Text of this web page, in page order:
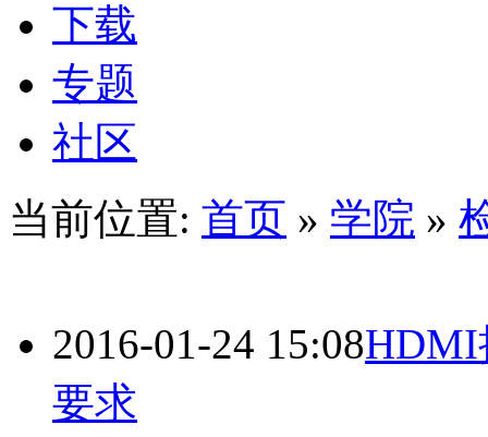
下载
专题
社区
当前位置: 首页 » 学院 »
2016-01-24 15:08HDMI
要求